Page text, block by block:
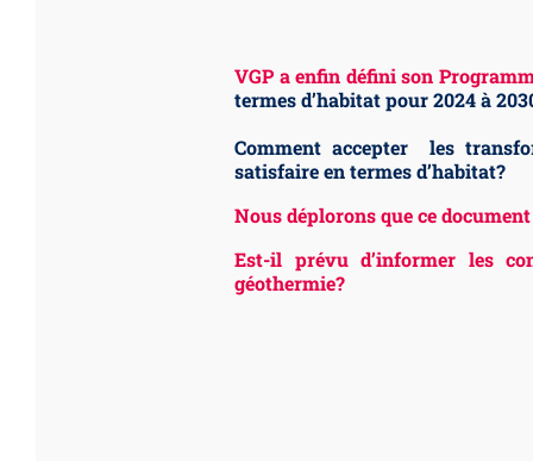
VGP a enfin défini son
termes d’habitat pour 2024 à
Comment accepter les
satisfaire en termes d’habitat?
Nous déplorons que ce
Est-il prévu d’informer les
géothermie?